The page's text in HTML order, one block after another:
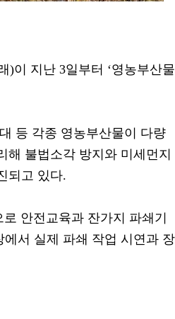
)이 지난 3일부터 ‘영농부산물
등 각종 영농부산물이 다량
해 불법소각 방지와 미세먼지
되고 있다.
안전교육과 잔가지 파쇄기
서 실제 파쇄 작업 시연과 장